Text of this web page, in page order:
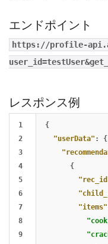
エンドポイント
https://profile-
レスポンス例
1
2
3
4
5
6
7
8
9
{
"userData" :
{
{
"items"